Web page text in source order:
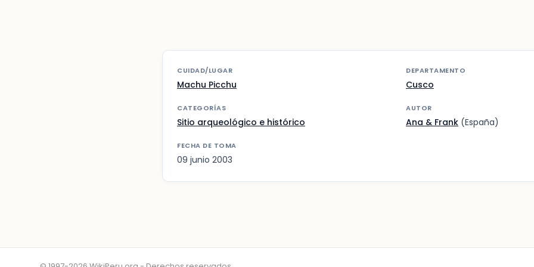
CUIDAD/LUGAR
Machu Picchu
DEPARTAMENTO
Cusco
CATEGORÍAS
Sitio arqueológico e histórico
AUTOR
Ana & Frank (España)
FECHA DE TOMA
09 junio 2003